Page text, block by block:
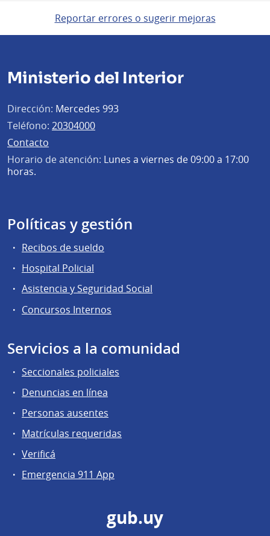
Reportar errores o sugerir mejoras
Ministerio del Interior
Dirección: Mercedes 993
Teléfono: 20304000
Contacto
Horario de atención: Lunes a viernes de 09:00 a 17:00
horas.
Políticas y gestión
Recibos de sueldo
Hospital Policial
Asistencia y Seguridad Social
Concursos Internos
Servicios a la comunidad
Seccionales policiales
Denuncias en línea
Personas ausentes
Matrículas requeridas
Verificá
Emergencia 911 App
gub.uy